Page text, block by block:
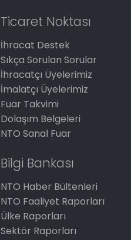
Ticaret Noktası
İhracat Destek
Sıkça Sorulan Sorular
İhracatçı Üyelerimiz
İmalatçı Üyelerimiz
Fuar Takvimi
Dolaşım Belgeleri
NTO Sanal Fuar
Bilgi Bankası
NTO Haber Bültenleri
NTO Faaliyet Raporları
Ülke Raporları
Sektör Raporları